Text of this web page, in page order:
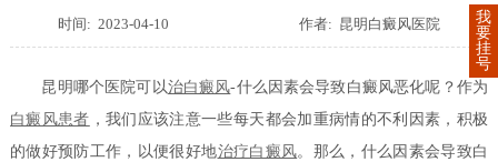
时间: 2023-04-10 作者: 昆明白癜风医院
昆明哪个医院可以治白癜风-什么因素会导致白癜风恶化呢？作为
白癜风患者 ，我们应该注意一些每天都会加重病情的不利因素，积极
的做好预防工作，以便很好地治疗白癜风。那么，什么因素会导致白
我
要
挂
号